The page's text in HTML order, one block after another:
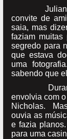
Juliana
convite de
saia, mas
faziam
segredo para
que estava
uma
sabendo que
Durante o
envolvia com
Nicholas.
ouvia as
e fazia
para uma